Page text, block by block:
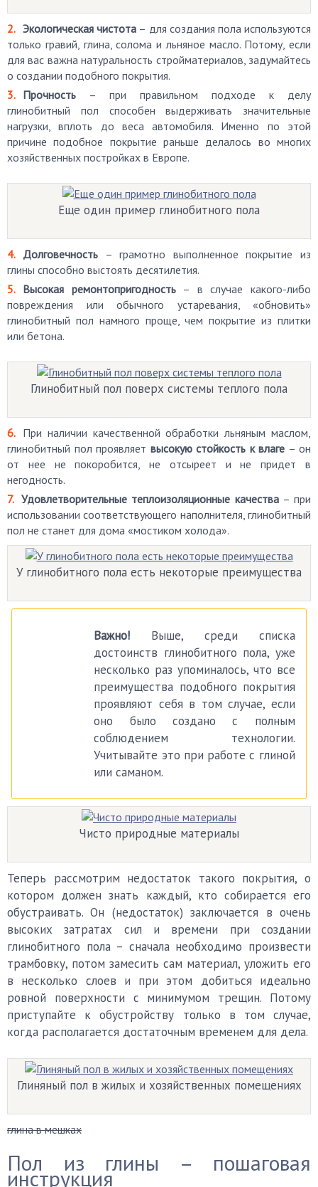
Экологическая чистота – для создания пола используются
только гравий, глина, солома и льняное масло. Потому, если
для вас важна натуральность стройматериалов, задумайтесь
о создании подобного покрытия.
Прочность – при правильном подходе к делу
глинобитный пол способен выдерживать значительные
нагрузки, вплоть до веса автомобиля. Именно по этой
причине подобное покрытие раньше делалось во многих
хозяйственных постройках в Европе.
Еще один пример глинобитного пола
Долговечность – грамотно выполненное покрытие из
глины способно выстоять десятилетия.
Высокая ремонтопригодность– в случае какого-либо
повреждения или обычного устаревания, «обновить»
глинобитный пол намного проще, чем покрытие из плитки
или бетона.
Глинобитный пол поверх системы теплого пола
При наличии качественной обработки льняным маслом,
глинобитный пол проявляет высокую стойкость к влаге – он
от нее не покоробится, не отсыреет и не придет в
негодность.
Удовлетворительные теплоизоляционные качества– при
использовании соответствующего наполнителя, глинобитный
пол не станет для дома «мостиком холода».
У глинобитного пола есть некоторые преимущества
Важно! Выше, среди списка
достоинств глинобитного пола, уже
несколько раз упоминалось, что все
преимущества подобного покрытия
проявляют себя в том случае, если
оно было создано с полным
соблюдением технологии.
Учитывайте это при работе с глиной
или саманом.
Чисто природные материалы
Теперь рассмотрим недостаток такого покрытия, о
котором должен знать каждый, кто собирается его
обустраивать. Он (недостаток) заключается в очень
высоких затратах сил и времени при создании
глинобитного пола – сначала необходимо произвести
трамбовку, потом замесить сам материал, уложить его
в несколько слоев и при этом добиться идеально
ровной поверхности с минимумом трещин. Потому
приступайте к обустройству только в том случае,
когда располагается достаточным временем для дела.
Глиняный пол в жилых и хозяйственных помещениях
глина в мешках
Пол из глины – пошаговая
инструкция